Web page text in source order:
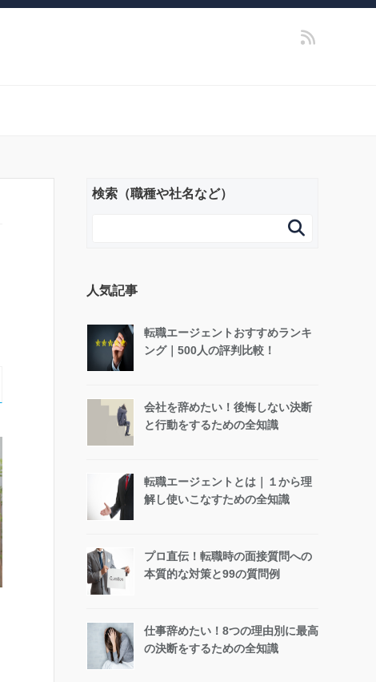
検索（職種や社名など）

人気記事
転職エージェントおすすめランキ
ング｜500人の評判比較！
会社を辞めたい！後悔しない決断
と行動をするための全知識
転職エージェントとは｜１から理
解し使いこなすための全知識
プロ直伝！転職時の面接質問への
本質的な対策と99の質問例
仕事辞めたい！8つの理由別に最高
の決断をするための全知識